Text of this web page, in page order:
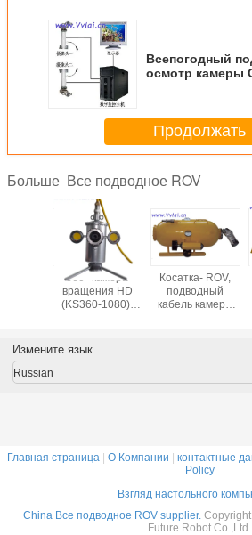
Всепогодный
осмотр камеры
Продолжать
Больше Все подводное ROV
ROV
моря
360° камера
вращения HD
(KS360-1080),
подводная,
кабель 50-100M,
Косатка- ROV,
подводный
кабель камеры
Измените язык
Russian
Главная страница | О Компании | контактные
Policy
Взгляд настольного
China Все подводное ROV supplier.
Future Robot Co.,Ltd.